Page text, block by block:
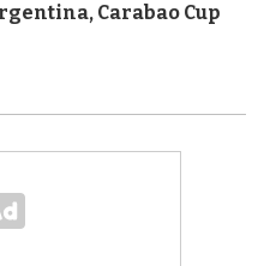
Carabao Cup